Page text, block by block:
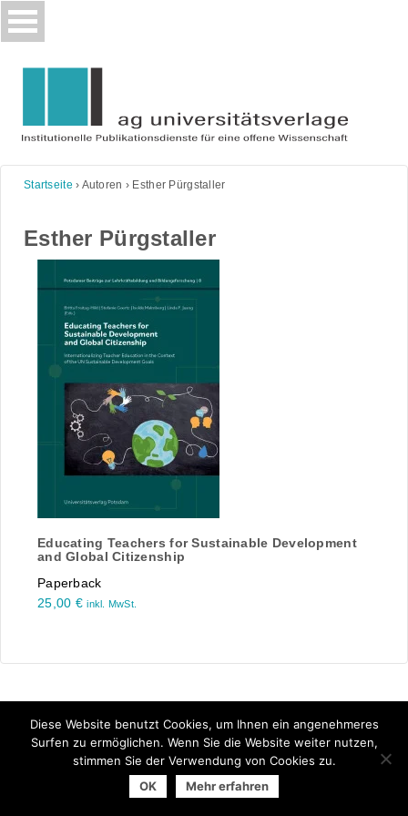
Skip
to
Startseite › Autoren › Esther Pürgstaller
Esther Pürgstaller
Educating Teachers for Sustainable Development
and Global Citizenship
Paperback
25,00 € inkl. MwSt.
© 2026 Arbeitsgemeinschaft der Universitätsverlage | powered
|Impressum|Datenschutzhinweise
Diese Website benutzt Cookies, um Ihnen ein angenehmeres
Surfen zu ermöglichen. Wenn Sie die Website weiter nutzen,
stimmen Sie der Verwendung von Cookies zu.
OK
Mehr erfahren